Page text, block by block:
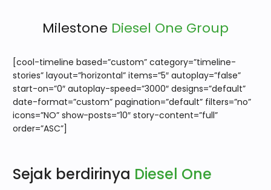
Milestone Diesel One Group
[cool-timeline based=”custom” category=”timeline-
stories” layout=”horizontal” items=”5″ autoplay=”false”
start-on=”0″ autoplay-speed=”3000″ designs=”default”
date-format=”custom” pagination=”default” filters=”no”
icons=”NO” show-posts=”10″ story-content=”full”
order=”ASC”]
Sejak berdirinya Diesel One